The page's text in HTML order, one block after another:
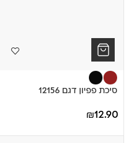
סיכת פפיון דגם 12156
12.90
₪